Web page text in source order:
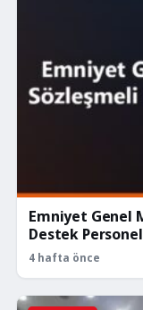
Emniyet Genel
Destek
4 hafta önce